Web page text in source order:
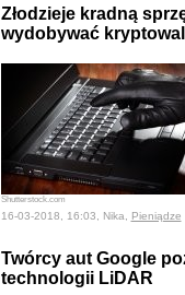
Złodzieje kradną
wydobywać
Shutterstock.com
16-03-2018, 16:03, Nika, Pieniądze
Twórcy aut Google
technologii LiDAR